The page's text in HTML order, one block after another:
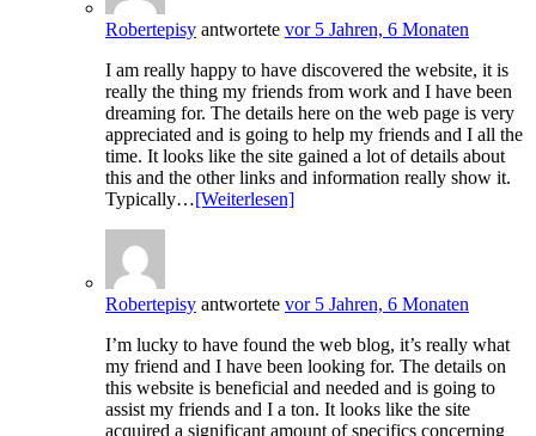
Robertepisy antwortete vor 5 Jahren, 6 Monaten
I am really happy to have discovered the website, it is
really the thing my friends from work and I have been
dreaming for. The details here on the web page is very
appreciated and is going to help my friends and I all the
time. It looks like the site gained a lot of details about
this and the other links and information really show it.
Typically…[Weiterlesen]
Robertepisy antwortete vor 5 Jahren, 6 Monaten
I’m lucky to have found the web blog, it’s really what
my friend and I have been looking for. The details on
this website is beneficial and needed and is going to
assist my friends and I a ton. It looks like the site
acquired a significant amount of specifics concerning